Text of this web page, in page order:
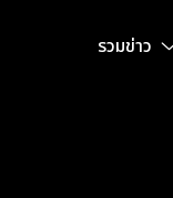
รวมข่าว